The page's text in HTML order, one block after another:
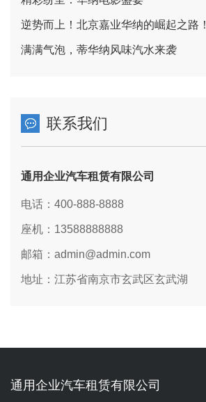
逆势而上！北京嘉业华纳的崛起之路！
满满气泡，蒂华纳风味汽水来袭
联系我们
通用企业汽车租赁有限公司
电话：400-888-8888
座机：13588888888
邮箱：admin@admin.com
地址：江苏省南京市玄武区玄武湖
通用企业汽车租赁有限公司